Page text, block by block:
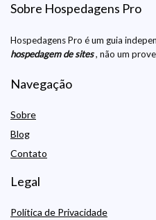
Sobre Hospedagens Pro
Hospedagens Pro é um guia
hospedagem de sites, não um
Navegação
Sobre
Blog
Contato
Legal
Política de Privacidade